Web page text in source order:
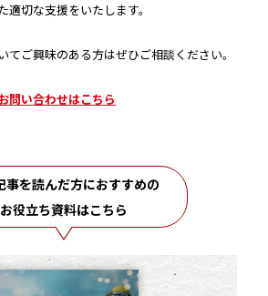
切な支援をいたします。
てご興味のある方はぜひご相談ください。
問い合わせはこちら
事を読んだ方におすすめの
お役立ち資料はこちら